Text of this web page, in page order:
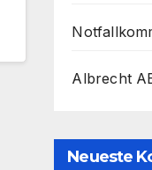
Albrecht
Neueste